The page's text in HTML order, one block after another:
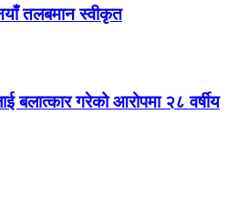
तलबमान स्वीकृत
बलात्कार गरेको आरोपमा २८ वर्षीय